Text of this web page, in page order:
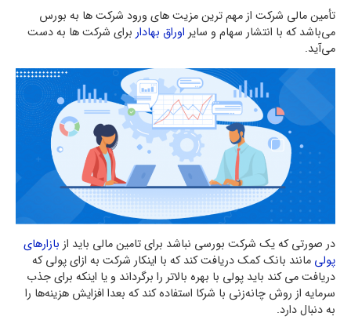
تأمین مالی شرکت از مهم ترین مزیت های ورود شرکت ها به بورس
می‌باشد که با انتشار سهام و سایر اوراق بهادار برای شرکت ها به دست
می‌آید.
در صورتی که یک شرکت بورسی نباشد برای تامین مالی باید از بازارهای
پولی مانند بانک کمک دریافت کند که با اینکار شرکت به ازای پولی که
دریافت می کند باید پولی با بهره بالاتر را برگرداند و یا اینکه برای جذب
سرمایه از روش چانه‌زنی با شرکا استفاده کند که بعدا افزایش هزینه‌ها را
به دنبال دارد.